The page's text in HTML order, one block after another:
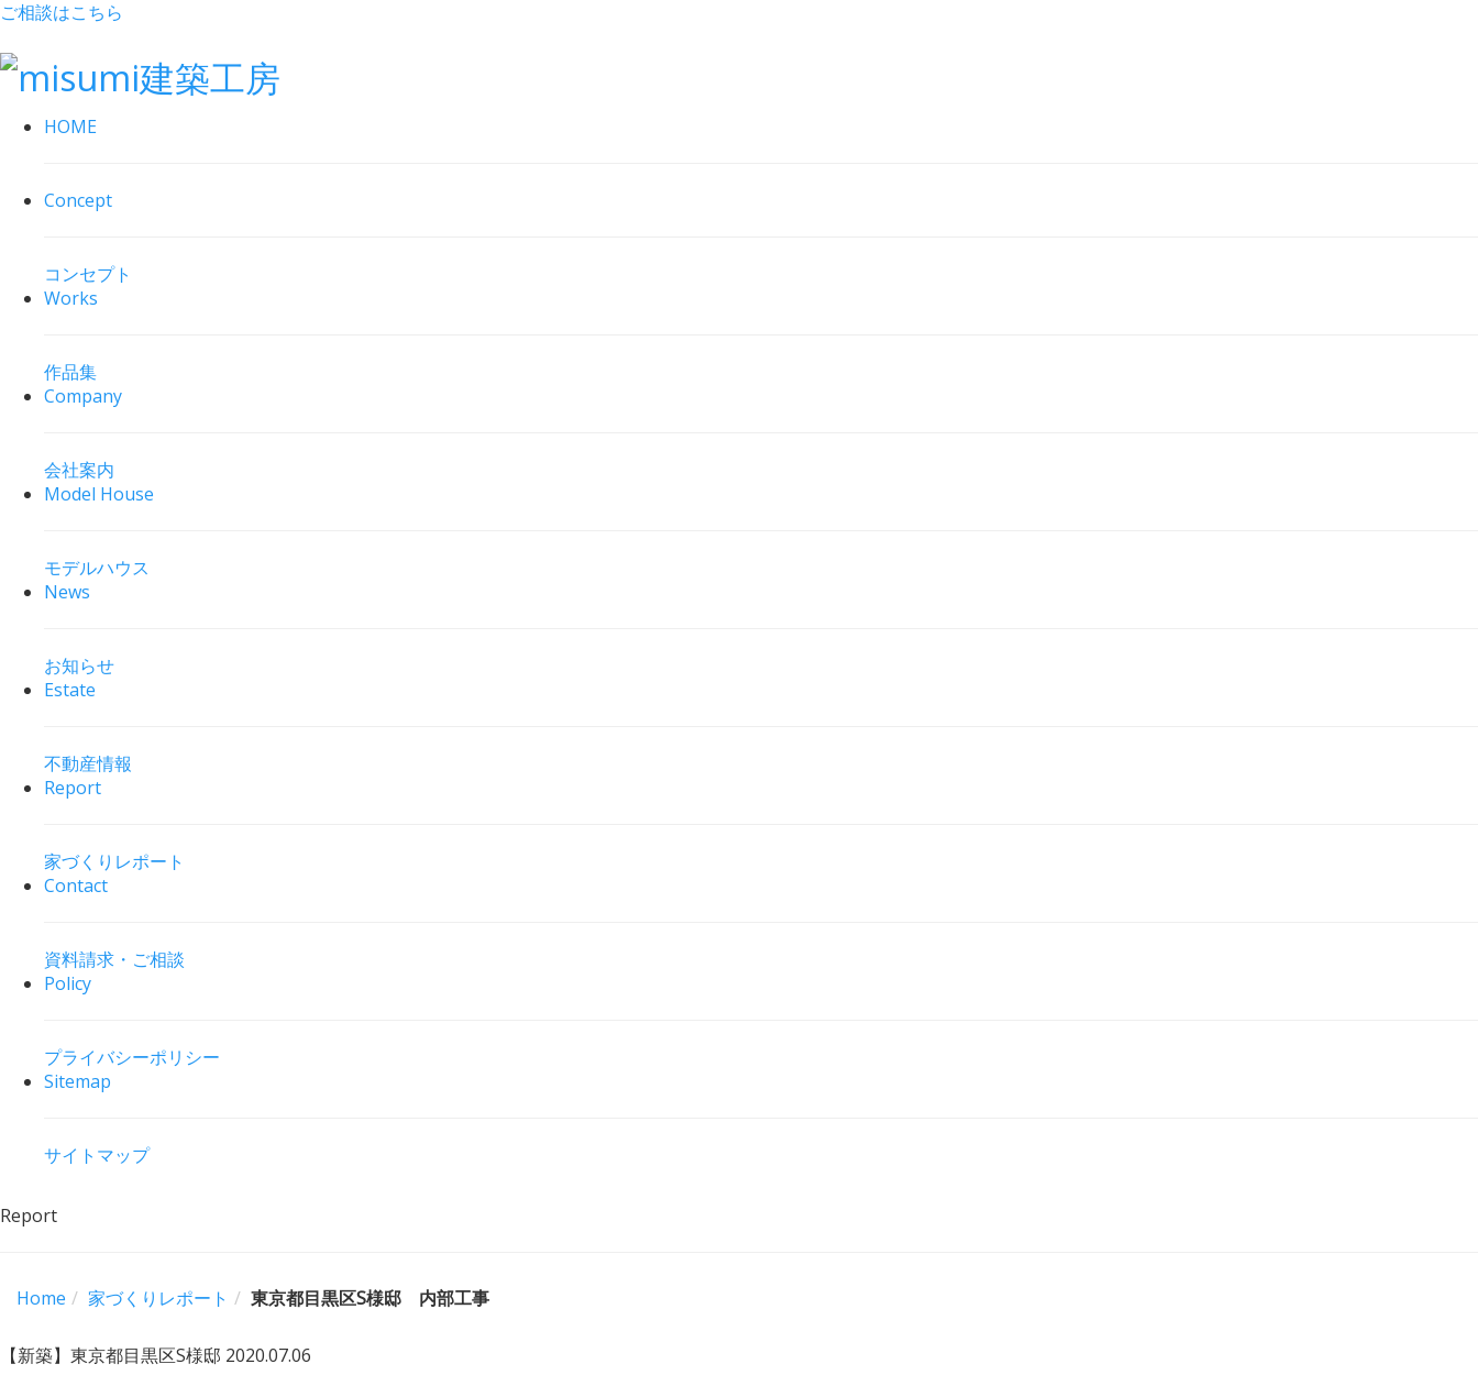
navigation
ご相談はこちら
HOME
Concept
コンセプト
Works
作品集
Company
会社案内
Model House
モデルハウス
News
お知らせ
Estate
不動産情報
Report
家づくりレポート
Contact
資料請求・ご相談
Policy
プライバシーポリシー
Sitemap
サイトマップ
Report
Home 家づくりレポート 東京都目黒区S様邸 内部工事
【新築】東京都目黒区S様邸 2020.07.06